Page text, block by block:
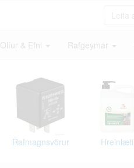
Olíur & Efni Rafgeymar
Rafmagnsvörur Hreinlæti